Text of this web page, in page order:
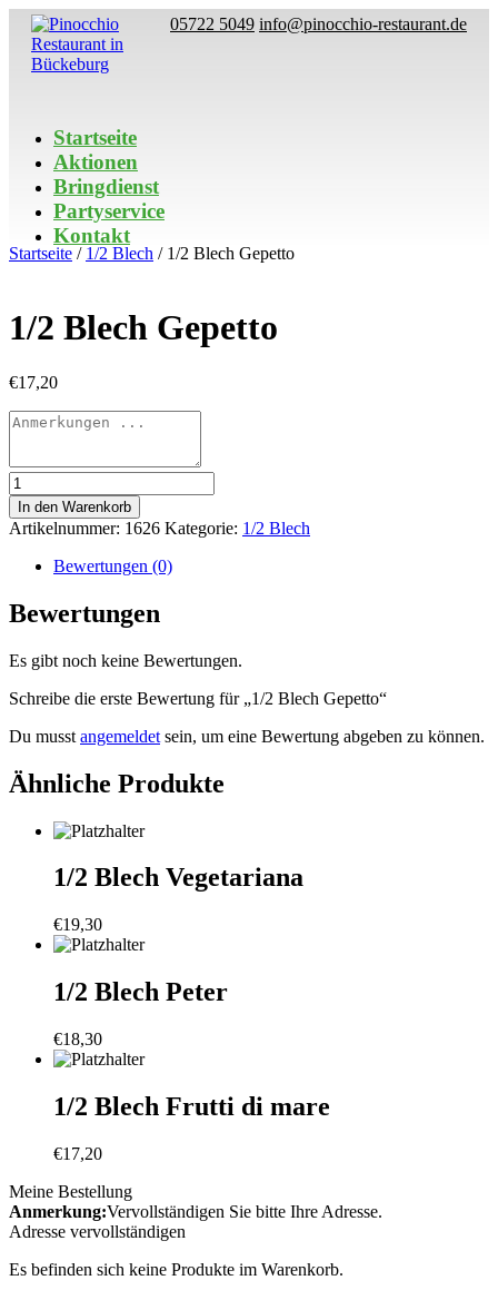
05722 5049 info@pinocchio-restaurant.de
Startseite
Aktionen
Bringdienst
Partyservice
Kontakt
Startseite / 1/2 Blech / 1/2 Blech Gepetto
1/2 Blech Gepetto
€17,20
1/2
Blech
Gepetto
Menge
In den Warenkorb
Artikelnummer: 1626 Kategorie: 1/2 Blech
Bewertungen (0)
Bewertungen
Es gibt noch keine Bewertungen.
Schreibe die erste Bewertung für „1/2 Blech Gepetto“
Du musst angemeldet sein, um eine Bewertung abgeben zu können.
Ähnliche Produkte
1/2 Blech Vegetariana
€19,30
1/2 Blech Peter
€18,30
1/2 Blech Frutti di mare
€17,20
Meine Bestellung
Anmerkung:Vervollständigen Sie bitte Ihre Adresse.
Adresse vervollständigen
Es befinden sich keine Produkte im Warenkorb.